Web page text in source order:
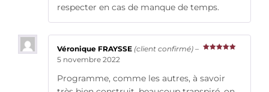
respecter en cas de manque de temps.
Véronique FRAYSSE (client confirmé) –
5 novembre 2022
Programme, comme les autres, à savoir